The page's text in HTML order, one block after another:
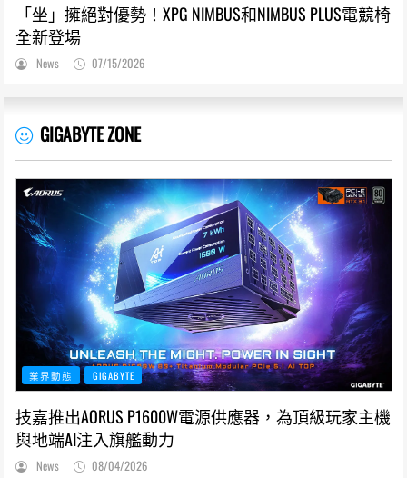
「坐」擁絕對優勢！XPG NIMBUS和NIMBUS PLUS電競椅
全新登場
News 07/15/2026
GIGABYTE ZONE
業界動態 GIGABYTE
技嘉推出AORUS P1600W電源供應器，為頂級玩家主機
與地端AI注入旗艦動力
News 08/04/2026